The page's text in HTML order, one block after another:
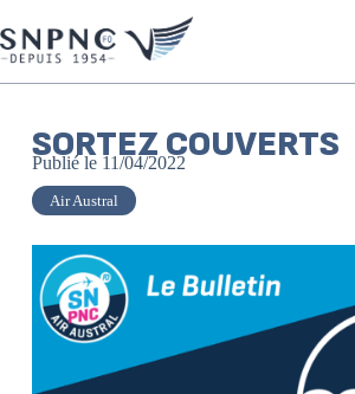
SORTEZ COUVERTS
Publié le 11/04/2022
Air Austral